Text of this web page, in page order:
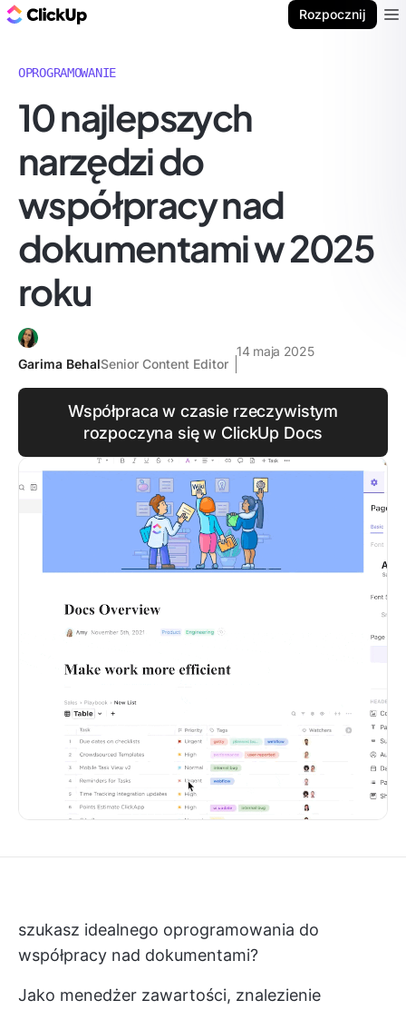
Rozpocznij
OPROGRAMOWANIE
10 najlepszych
narzędzi do
współpracy nad
dokumentami w 2025
roku
Garima BehalSenior Content Editor
14 maja 2025
Współpraca w czasie rzeczywistym
rozpoczyna się w ClickUp Docs
szukasz idealnego oprogramowania do
współpracy nad dokumentami?
Jako menedżer zawartości, znalezienie